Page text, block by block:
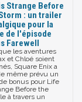
Strange Before
: un trailer
pour la
de l'épisode
Farewell
les aventures
et Chloé soient
Square Enix a
même prévu un
bonus pour Life
Before the
à travers un